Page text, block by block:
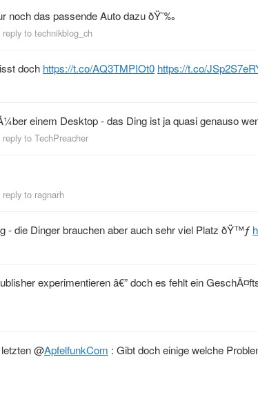
noch das passende Auto dazu ðŸ˜‰
reply to technikblog_ch
doch https://t.co/AQ3TMPIOt0 https://t.co/
einem Desktop - das Ding ist ja quasi genauso
reply to TechPreacher
reply to ragnarh
- die Dinger brauchen aber auch sehr viel Platz ðŸ™ƒ
experimentieren â€” doch es fehlt ein
@ApfelfunkCom : Gibt doch einige welche